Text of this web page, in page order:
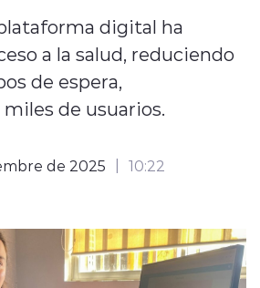
digital ha
a la salud, reduciendo
de espera,
de usuarios.
de 2025 10:22